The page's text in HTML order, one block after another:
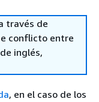
través de
conflicto entre
inglés,
, en el caso de los